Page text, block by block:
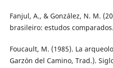
Fanjul, A., & González, N. M.
brasileiro: estudos
Foucault, M. (1985). La
Garzón del Camino, Trad.).